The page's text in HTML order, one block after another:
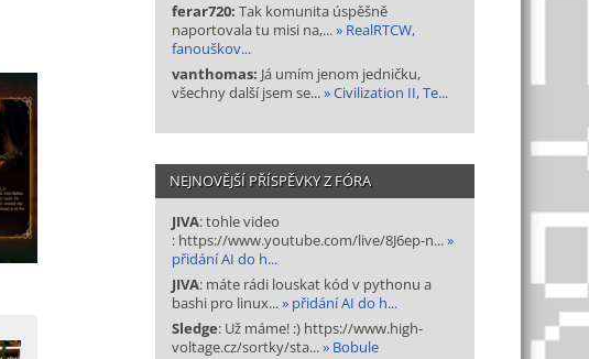
ferar720: Tak komunita úspěšně
naportovala tu misi na,...» RealRTCW,
fanouškov...
vanthomas: Já umím jenom jedničku,
všechny další jsem se...» Civilization II, Te...
NEJNOVĚJŠÍ PŘÍSPĚVKY Z FÓRA
JIVA: tohle video
: https://www.youtube.com/live/8J6ep-n...»
přidání AI do h...
JIVA: máte rádi louskat kód v pythonu a
bashi pro linux...» přidání AI do h...
Sledge: Už máme! :) https://www.high-
voltage.cz/sortky/sta...» Bobule